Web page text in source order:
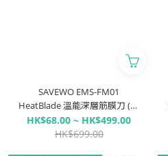
SAVEWO EMS-FM01
HeatBlade 溫能深層筋膜刀 (附
送精油乙枝)
HK$68.00 ~ HK$499.00
HK$699.00